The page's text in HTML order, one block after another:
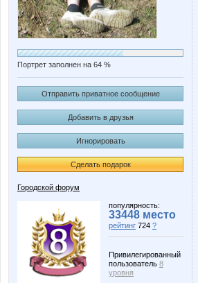
Портрет заполнен на 64 %
Отправить приватное сообщение
Добавить в друзья
Игнорировать
Сделать подарок
Городской форум
популярность:
33448 место
рейтинг 724 ?
Привилегированный
пользователь 8
уровня